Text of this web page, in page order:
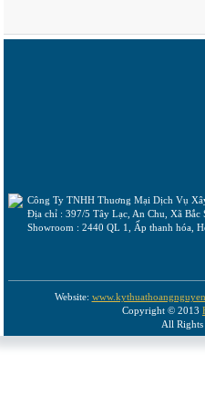
Công Ty TNHH Thuơng Mại Dịch Vụ
Địa chỉ : 397/5 Tây Lạc, An Chu, Xã
Showroom : 2440 QL 1, Ấp thanh hóa,
Website:
Copyright © 2013
All Rights